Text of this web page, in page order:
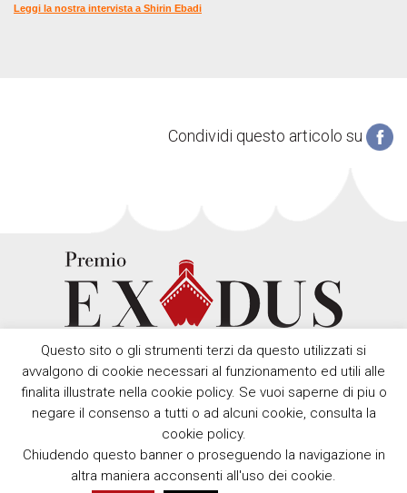
Leggi la nostra intervista a Shirin Ebadi
Condividi questo articolo su
Copyright © Premio Exodus 2012 - 2026 Comune della Spezia,
Questo sito o gli strumenti terzi da questo utilizzati si
avvalgono di cookie necessari al funzionamento ed utili alle
finalita illustrate nella cookie policy. Se vuoi saperne di piu o
negare il consenso a tutti o ad alcuni cookie, consulta la
cookie policy.
Chiudendo questo banner o proseguendo la navigazione in
altra maniera acconsenti all'uso dei cookie.